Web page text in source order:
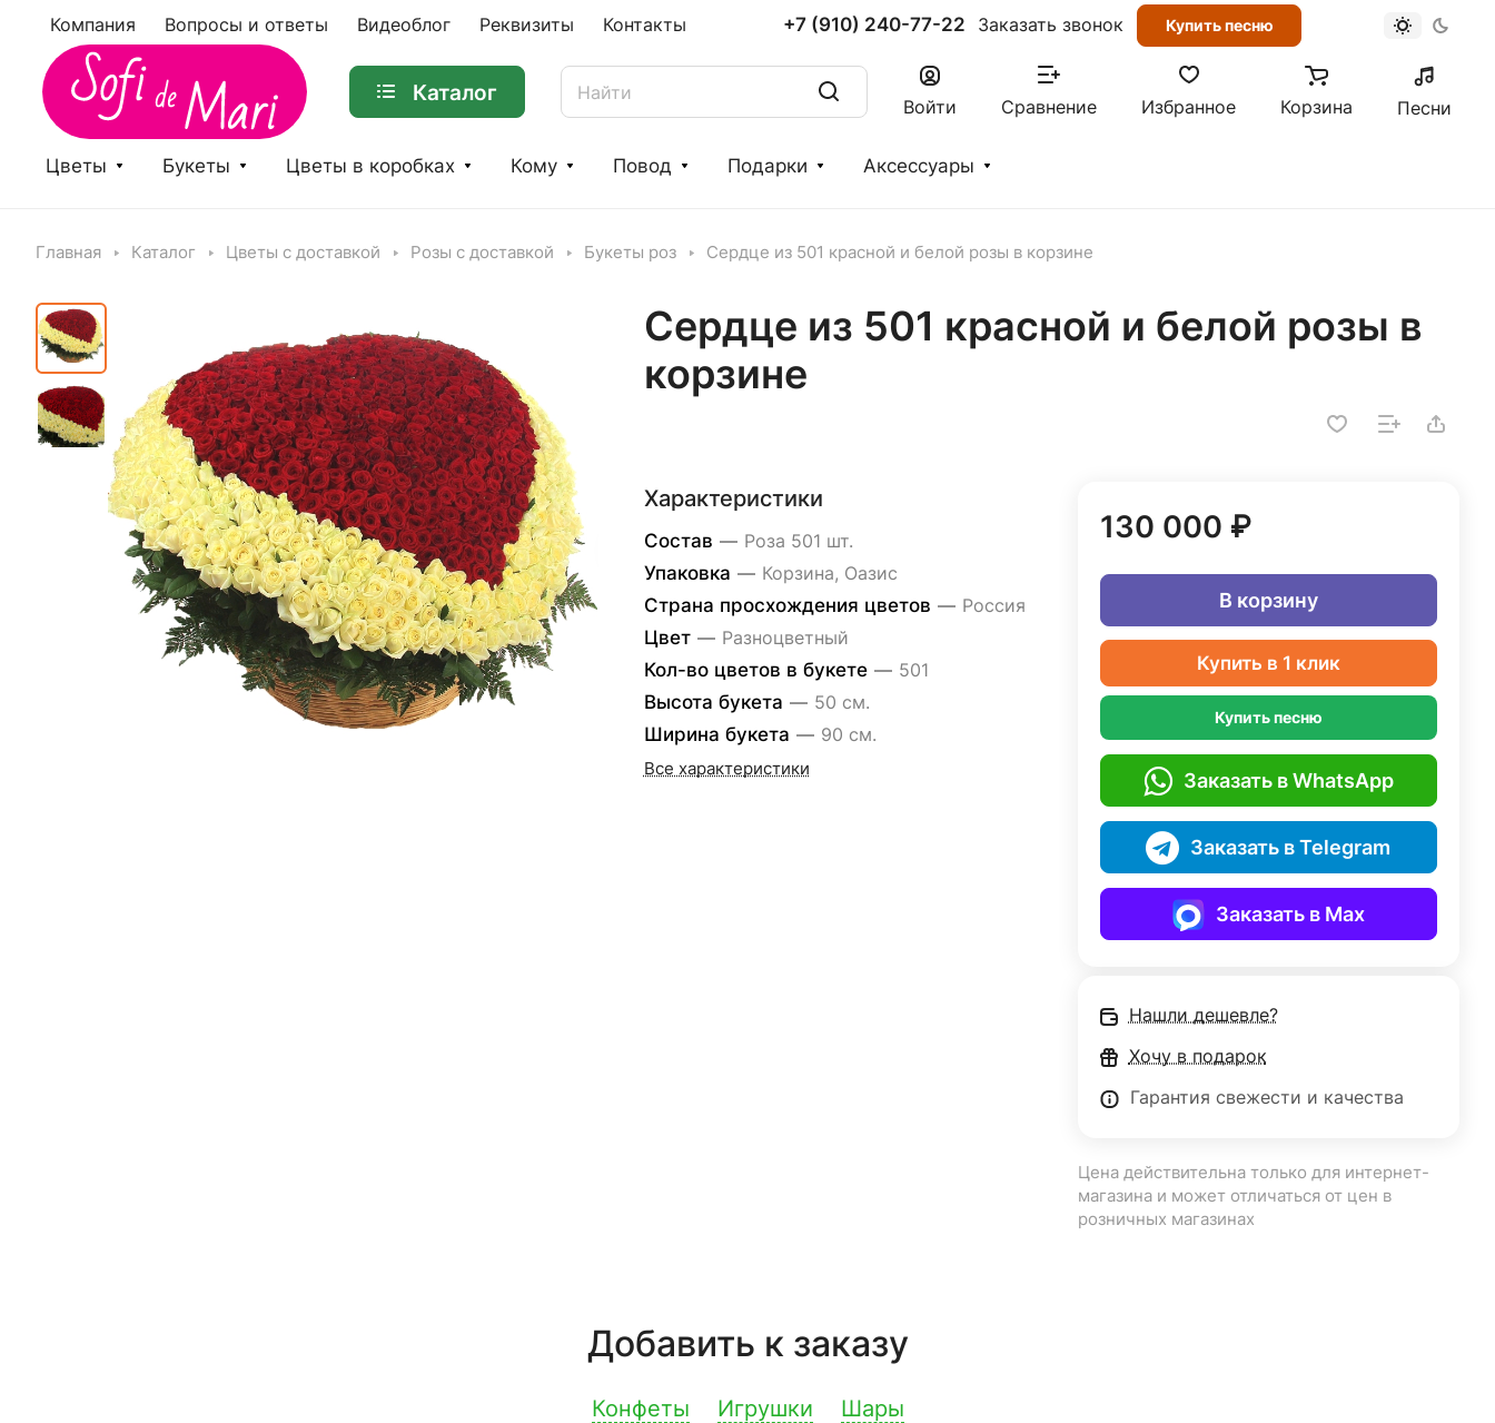
Компания Вопросы и ответы Видеоблог Реквизиты Контакты +7 (910) 240-77-22 Заказать звонок Купить песню
Каталог
Войти Сравнение Избранное Корзина Песни
Цветы Букеты Цветы в коробках Кому Повод Подарки Аксессуары
Главная Каталог Цветы с доставкой Розы с доставкой Букеты роз Сердце из 501 красной и белой розы в корзине
Сердце из 501 красной и белой розы в
корзине
Характеристики
Состав — Роза 501 шт.
Упаковка — Корзина, Оазис
Страна просхождения цветов — Россия
Цвет — Разноцветный
Кол-во цветов в букете — 501
Высота букета — 50 см.
Ширина букета — 90 см.
Все характеристики
130 000 ₽
В корзину
Купить в 1 клик
Купить песню
Заказать в WhatsApp
Заказать в Telegram
Заказать в Max
Нашли дешевле?
Хочу в подарок
Гарантия свежести и качества
Цена действительна только для интернет-
магазина и может отличаться от цен в
розничных магазинах
Добавить к заказу
Конфеты Игрушки Шары